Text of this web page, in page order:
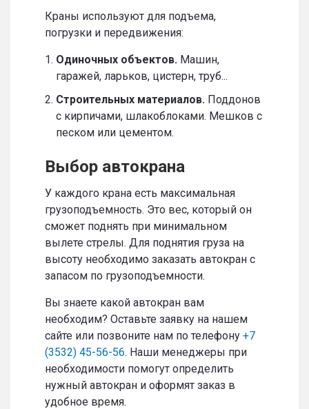
Краны используют для подъема,
погрузки и передвижения:
Одиночных объектов. Машин,
гаражей, ларьков, цистерн, труб...
Строительных материалов. Поддонов
с кирпичами, шлакоблоками. Мешков с
песком или цементом.
Выбор автокрана
У каждого крана есть максимальная
грузоподъемность. Это вес, который он
сможет поднять при минимальном
вылете стрелы. Для поднятия груза на
высоту необходимо заказать автокран с
запасом по грузоподъемности.
Вы знаете какой автокран вам
необходим? Оставьте заявку на нашем
сайте или позвоните нам по телефону +7
(3532) 45-56-56. Наши менеджеры при
необходимости помогут определить
нужный автокран и оформят заказ в
удобное время.